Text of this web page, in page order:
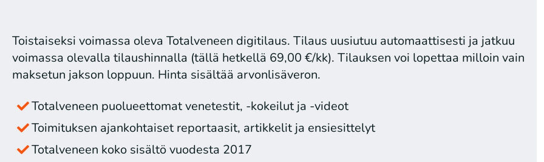
Toistaiseksi voimassa oleva Totalveneen digitilaus. Tilaus uusiutuu automaattisesti ja jatkuu
voimassa olevalla tilaushinnalla (tällä hetkellä 69,00 €/kk). Tilauksen voi lopettaa milloin vain
maksetun jakson loppuun. Hinta sisältää arvonlisäveron.
Totalveneen puolueettomat venetestit, -kokeilut ja -videot
Toimituksen ajankohtaiset reportaasit, artikkelit ja ensiesittelyt
Totalveneen koko sisältö vuodesta 2017